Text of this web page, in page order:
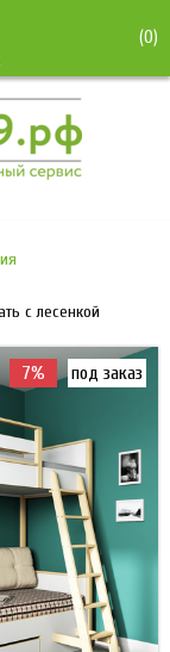
(0)
с лесенкой
7% под заказ